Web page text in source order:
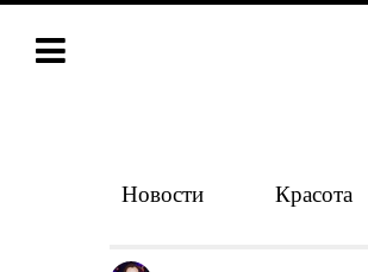
Новости Красота